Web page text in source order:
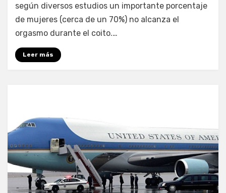
según diversos estudios un importante porcentaje
de mujeres (cerca de un 70%) no alcanza el
orgasmo durante el coito.…
Leer más